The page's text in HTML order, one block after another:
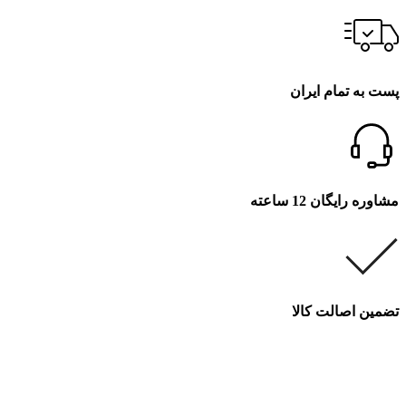
پست به تمام ایران
مشاوره رایگان 12 ساعته
تضمین اصالت کالا